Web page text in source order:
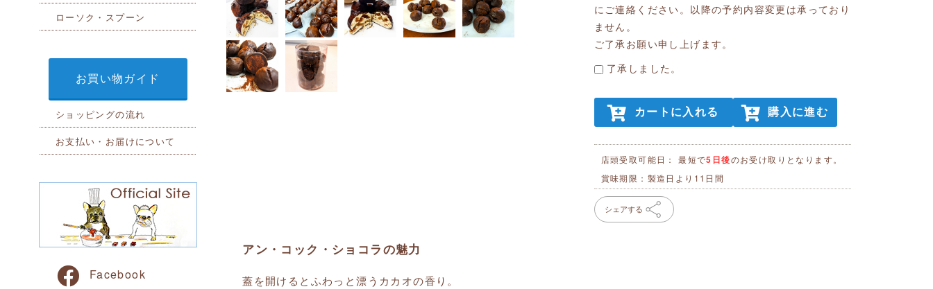
ローソク・スプーン
お買い物ガイド
ショッピングの流れ
お支払い・お届けについて
Facebook
にご連絡ください。以降の予約内容変更は承っており
ません。
ご了承お願い申し上げます。
了承しました。
カートに入れる 購入に進む
店頭受取可能日： 最短で5日後のお受け取りとなります。
賞味期限：製造日より11日間
シェアする
アン・コック・ショコラの魅力
蓋を開けるとふわっと漂うカカオの香り。